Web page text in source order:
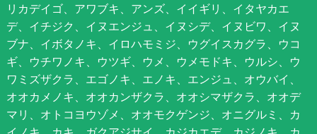
リカデイゴ、アワブキ、アンズ、イイギリ、イタヤカエ
デ、イチジク、イヌエンジュ、イヌシデ、イヌビワ、イヌ
ブナ、イボタノキ、イロハモミジ、ウグイスカグラ、ウコ
ギ、ウチワノキ、ウツギ、ウメ、ウメモドキ、ウルシ、ウ
ワミズザクラ、エゴノキ、エノキ、エンジュ、オウバイ、
オオカメノキ、オオカンザクラ、オオシマザクラ、オオデ
マリ、オトコヨウゾメ、オオモクゲンジ、オニグルミ、カ